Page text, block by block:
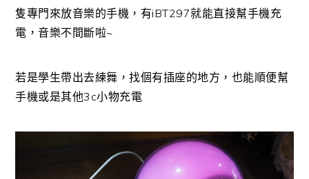
隻專門來放音樂的手機，有iBT297就能直接幫手機充
電，音樂不間斷啦~
若是學生帶出去練舞，找個有插座的地方，也能順便幫
手機或是其他3c小物充電